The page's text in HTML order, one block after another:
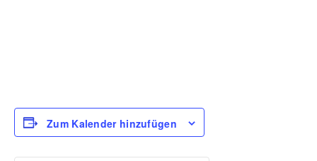
Zum Kalender hinzufügen